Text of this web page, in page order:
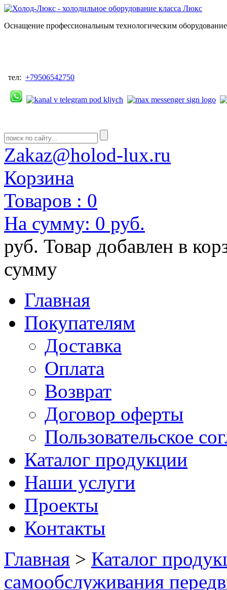
Оснащение профессиональным технологическим
тел: +79506542750
Zakaz@holod-lux.ru
Корзина
Товаров : 0
На сумму: 0 руб.
руб. Товар добавлен в
сумму
Главная
Покупателям
Доставка
Оплата
Возврат
Договор оферты
Пользовательское
Каталог продукции
Наши услуги
Проекты
Контакты
Главная > Каталог
самообслуживания